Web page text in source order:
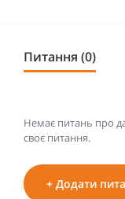
Питання (0)
Немає питань про
своє питання.
+ Додати